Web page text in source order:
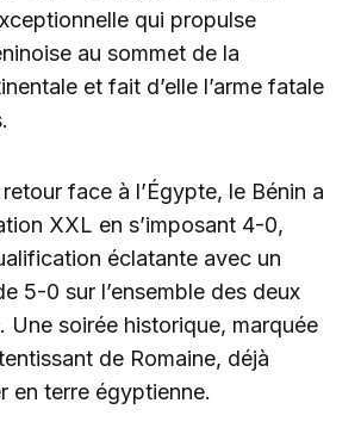
qui propulse
au sommet de la
et fait d’elle l’arme fatale
face à l’Égypte, le Bénin a
XXL en s’imposant 4-0,
éclatante avec un
5-0 sur l’ensemble des deux
Une soirée historique, marquée
de Romaine, déjà
en terre égyptienne.